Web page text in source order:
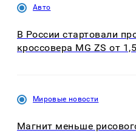
Авто
В России стартовали
кроссовера MG ZS от
Мировые новости
Магнит меньше